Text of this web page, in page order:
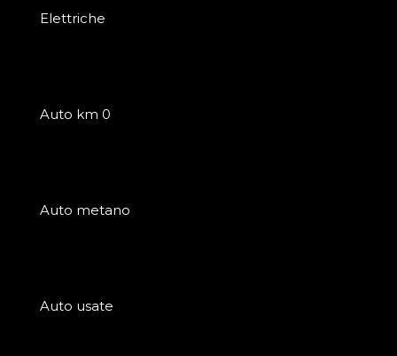
Elettriche
Auto km 0
Auto metano
Auto usate